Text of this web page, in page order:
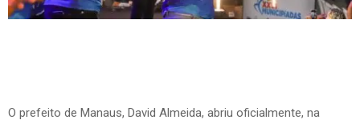
O prefeito de Manaus, David Almeida, abriu oficialmente, na